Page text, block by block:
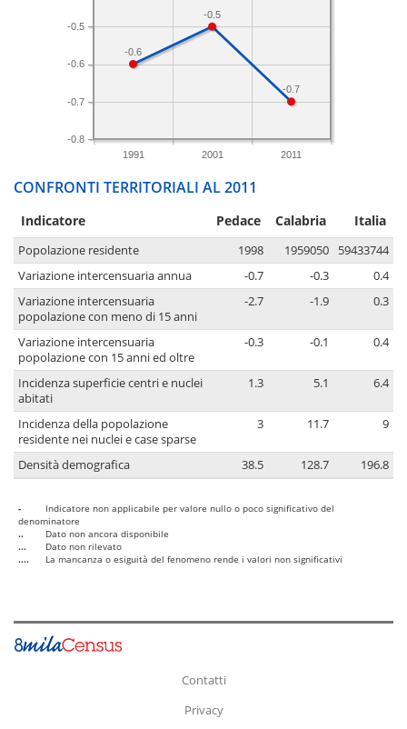
1991 2001 2011
-0.8
-0.7
-0.6
-0.5
-0.7
-0.5
-0.6
CONFRONTI TERRITORIALI AL 2011
Indicatore Pedace Calabria Italia
Popolazione residente 1998 1959050
59433744
Variazione intercensuaria annua
-0.7 -0.3
0.4
Variazione intercensuaria
popolazione con meno di 15 anni
-2.7 -1.9 0.3
Variazione intercensuaria
popolazione con 15 anni ed oltre
-0.3 -0.1 0.4
Incidenza superficie centri e nuclei
abitati
1.3 5.1 6.4
Incidenza della popolazione
residente nei nuclei e case sparse
3 11.7 9
Densità demografica 38.5 128.7 196.8
-
Indicatore non applicabile per valore nullo o poco significativo del
denominatore
..
Dato non ancora disponibile
...
Dato non rilevato
....
La mancanza o esiguità del fenomeno rende i valori non significativi
Contatti
Privacy